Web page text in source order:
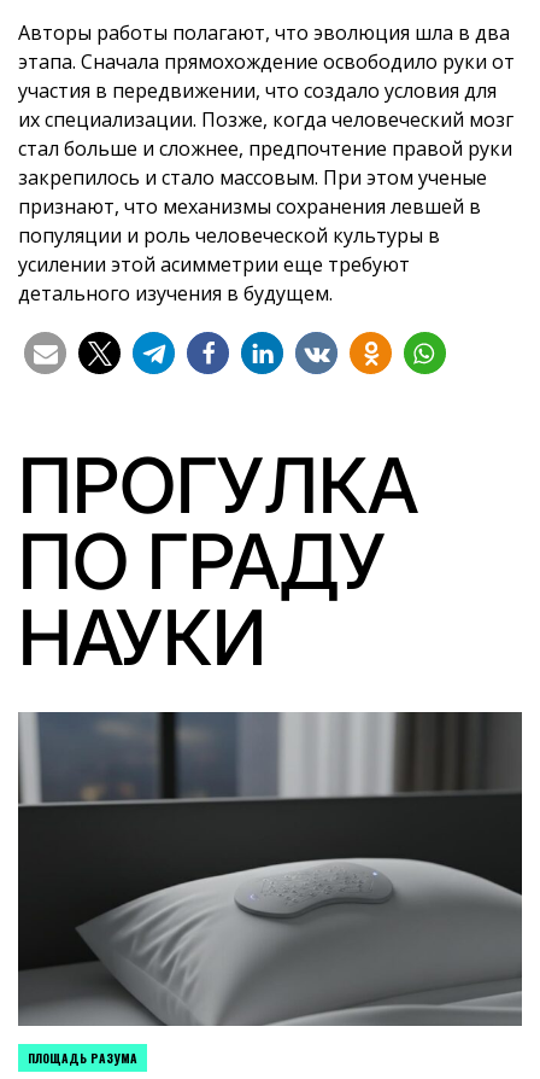
Авторы работы полагают, что эволюция шла в два
этапа. Сначала прямохождение освободило руки от
участия в передвижении, что создало условия для
их специализации. Позже, когда человеческий мозг
стал больше и сложнее, предпочтение правой руки
закрепилось и стало массовым. При этом ученые
признают, что механизмы сохранения левшей в
популяции и роль человеческой культуры в
усилении этой асимметрии еще требуют
детального изучения в будущем.
ПРОГУЛКА
ПО ГРАДУ
НАУКИ
POSTED
ПЛОЩАДЬ РАЗУМА